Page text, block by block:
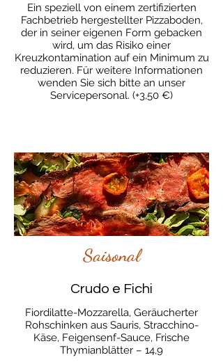
Ein speziell von einem zertifizierten
Fachbetrieb hergestellter Pizzaboden,
der in seiner eigenen Form gebacken
wird, um das Risiko einer
Kreuzkontamination auf ein Minimum zu
reduzieren. Für weitere Informationen
wenden Sie sich bitte an unser
Servicepersonal. (+3,50 €)
Saisonal
Crudo e Fichi
Fiordilatte-Mozzarella, Geräucherter
Rohschinken aus Sauris, Stracchino-
Käse, Feigensenf-Sauce, Frische
Thymianblätter – 14,9